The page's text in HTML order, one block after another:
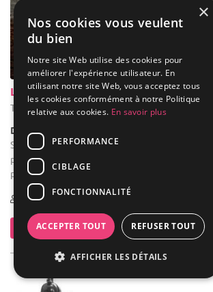
La Ferme du Château
Tenneville - Luxembourg (WLX)
Demeure de caractère / Corps de Ferme
Salle des fêtes : Nous disposons de différents
pouvant convenir aussi bien à de gros
petits.
20-300 42 max
Contacter
×
Nos cookies vous veulent
du bien
Notre site Web utilise des cookies pour
améliorer l'expérience utilisateur. En
utilisant notre site Web, vous acceptez tous
les cookies conformément à notre Politique
relative aux cookies. En savoir plus
PERFORMANCE
CIBLAGE
FONCTIONNALITÉ
ACCEPTER TOUT REFUSER TOUT
AFFICHER LES DÉTAILS